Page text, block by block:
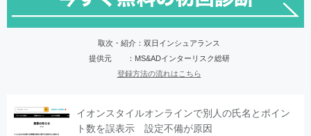
取次・紹介：双日インシュアランス
提供元 ：MS&ADインターリスク総研
登録方法の流れはこちら
イオンスタイルオンラインで別人の氏名とポイン
ト数を誤表示 設定不備が原因